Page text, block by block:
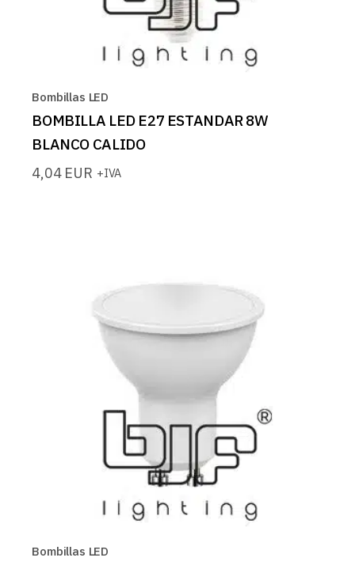
Bombillas LED
BOMBILLA LED E27 ESTANDAR 8W
BLANCO CALIDO
4,04 EUR +IVA
Bombillas LED